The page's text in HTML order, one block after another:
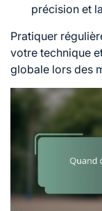
précision et
Pratiquer
votre technique
globale lors des